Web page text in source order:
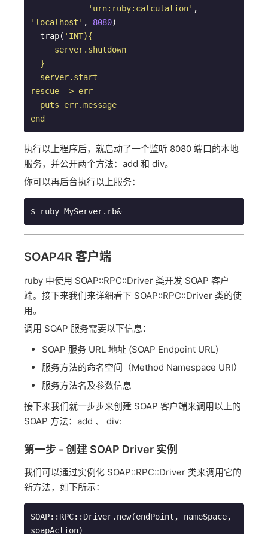
'urn:ruby:calculation'
'localhost' , 8080)
  trap(
'INT){
rescue => err
end
执行以上程序后，就启动了一个监听 8080 端口的本地
服务，并公开两个方法：add 和 div。
你可以再后台执行以上服务：
SOAP4R 客户端
ruby 中使用 SOAP::RPC::Driver 类开发 SOAP 客户
端。接下来我们来详细看下 SOAP::RPC::Driver 类的使
用。
调用 SOAP 服务需要以下信息：
SOAP 服务 URL 地址 (SOAP Endpoint URL)
服务方法的命名空间（Method Namespace URI）
服务方法名及参数信息
接下来我们就一步步来创建 SOAP 客户端来调用以上的
SOAP 方法：add 、 div:
第一步 - 创建 SOAP Driver 实例
我们可以通过实例化 SOAP::RPC::Driver 类来调用它的
新方法，如下所示：
SOAP::RPC::Driver.new(endPoint, nameSpace,